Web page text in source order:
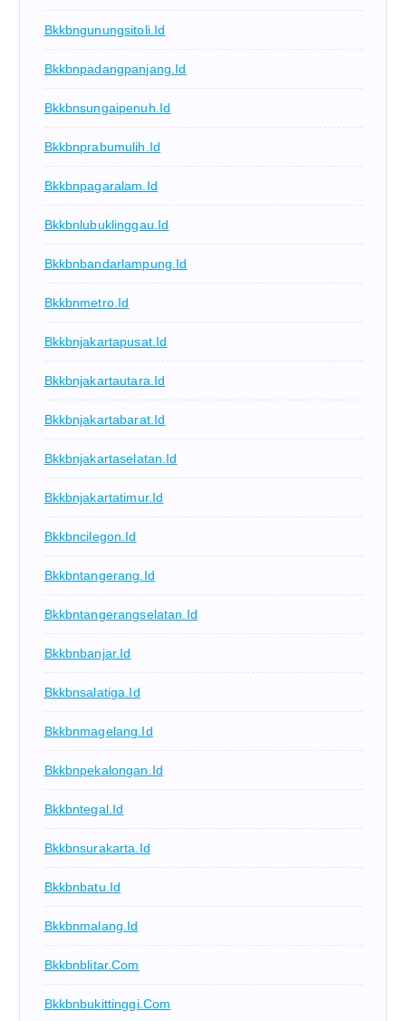
Bkkbngunungsitoli.id
Bkkbnpadangpanjang.id
Bkkbnsungaipenuh.id
Bkkbnprabumulih.id
Bkkbnpagaralam.id
Bkkbnlubuklinggau.id
Bkkbnbandarlampung.id
Bkkbnmetro.id
Bkkbnjakartapusat.id
Bkkbnjakartautara.id
Bkkbnjakartabarat.id
Bkkbnjakartaselatan.id
Bkkbnjakartatimur.id
Bkkbncilegon.id
Bkkbntangerang.id
Bkkbntangerangselatan.id
Bkkbnbanjar.id
Bkkbnsalatiga.id
Bkkbnmagelang.id
Bkkbnpekalongan.id
Bkkbntegal.id
Bkkbnsurakarta.id
Bkkbnbatu.id
Bkkbnmalang.id
Bkkbnblitar.com
Bkkbnbukittinggi.com